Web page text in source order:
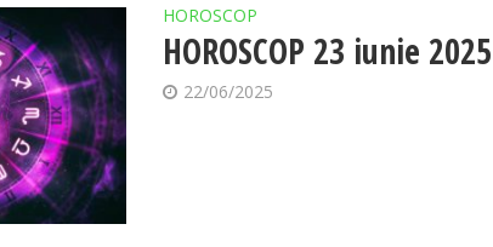
HOROSCOP
HOROSCOP 23 iunie 2025
22/06/2025